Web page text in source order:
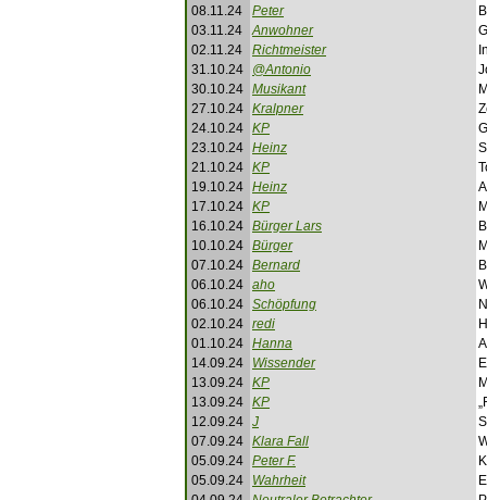
08.11.24
Peter
03.11.24
Anwohner
02.11.24
Richtmeister
31.10.24
@Antonio
30.10.24 Musikant
27.10.24 Kralpner
24.10.24 KP
23.10.24 Heinz
21.10.24 KP
19.10.24 Heinz
17.10.24 KP
16.10.24 Bürger Lars
10.10.24 Bürger
07.10.24 Bernard
06.10.24 aho
06.10.24 Schöpfung
02.10.24 redi
01.10.24 Hanna
14.09.24
Wissender
13.09.24 KP
13.09.24 KP
12.09.24 J
07.09.24 Klara Fall
05.09.24 Peter F.
05.09.24
Wahrheit